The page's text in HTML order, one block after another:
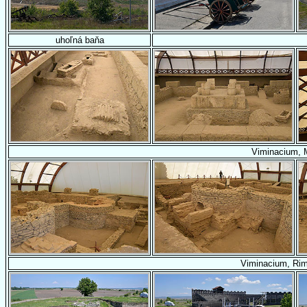
uhoľná baňa
Viminacium,
Viminacium,